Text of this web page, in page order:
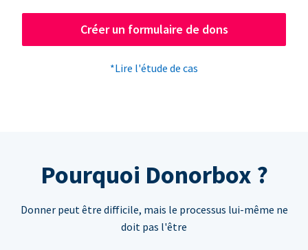
Créer un formulaire de dons
*Lire l'étude de cas
Pourquoi Donorbox ?
Donner peut être difficile, mais le processus lui-même ne
doit pas l'être